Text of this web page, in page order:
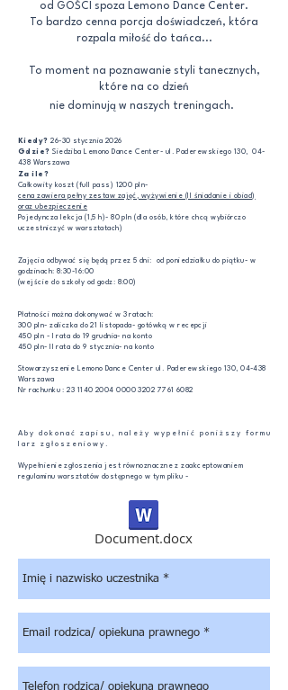
od GOŚCI spoza Lemono Dance Center.
To bardzo cenna porcja doświadczeń, która
rozpala miłość do tańca...
To moment na poznawanie styli tanecznych,
które na co dzień
nie dominują w naszych treningach.
Kiedy? 26-30 stycznia 2026
Gdzie?Siedziba Lemono Dance Center- ul. Paderewskiego 130, 04-
438 Warszawa
Za ile?
Całkowity koszt (full pass) 1200 pln-
cena zawiera pełny zestaw zajęć, wyżywienie (II śniadanie i obiad)
oraz ubezpieczenie
Pojedyncza lekcja (1,5 h)- 80 pln (dla osób, które chcą wybiórczo
uczestniczyć w warsztatach)
Zajęcia odbywać się będą przez 5 dni: od poniedziałku do piątku- w
godzinach: 8:30-16:00
(wejście do szkoły od godz: 8:00)
Płatności można dokonywać w 3 ratach:
300 pln- zaliczka do 21 listopada- gotówką w recepcji
450 pln - I rata do 19 grudnia- na konto
450 pln- II rata do 9 stycznia- na konto
Stowarzyszenie Lemono Dance Center ul. Paderewskiego 130, 04-438
Warszawa
Nr rachunku :23 1140 2004 0000 3202 7761 6082
A b y d o k o n a ć z a p i s u , n a l e ż y w y p e ł n i ć p o n i ż s z y f o r m u
l a r z z g ł o s z e n i o w y .
Wypełnienie zgłoszenia jest równoznaczne z zaakceptowaniem
regulaminu warsztatów dostępnego w tym pliku -
Document.docx